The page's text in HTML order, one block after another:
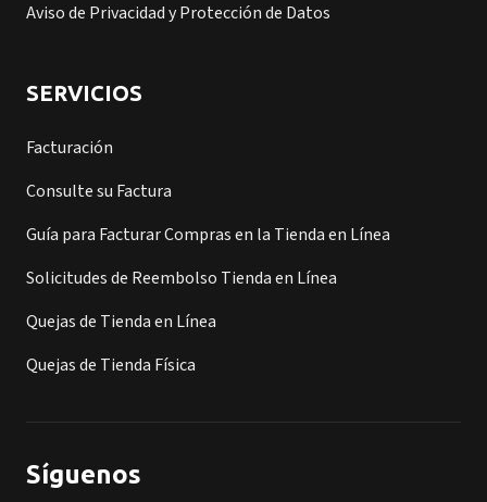
Aviso de Privacidad y Protección de Datos
SERVICIOS
Facturación
Consulte su Factura
Guía para Facturar Compras en la Tienda en Línea
Solicitudes de Reembolso Tienda en Línea
Quejas de Tienda en Línea
Quejas de Tienda Física
Síguenos